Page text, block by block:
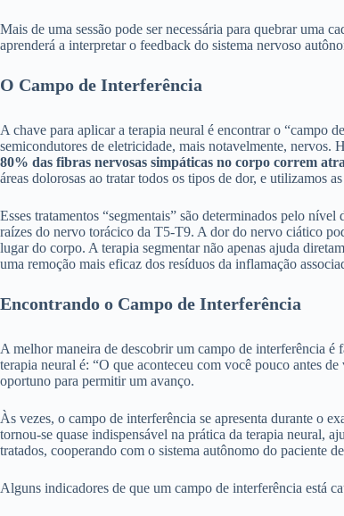
Mais de uma sessão pode ser necessária para quebrar uma
aprenderá a interpretar o feedback do sistema nervoso
O Campo de Interferência
A chave para aplicar a terapia neural é encontrar o “campo
semicondutores de eletricidade, mais notavelmente, nervos.
80% das fibras nervosas simpáticas no corpo correm
áreas dolorosas ao tratar todos os tipos de dor, e utilizamos
Esses tratamentos “segmentais” são determinados pelo
raízes do nervo torácico da T5-T9. A dor do nervo ciático
lugar do corpo. A terapia segmentar não apenas ajuda
uma remoção mais eficaz dos resíduos da inflamação
Encontrando o Campo de Interferência
A melhor maneira de descobrir um campo de interferência é
terapia neural é: “O que aconteceu com você pouco antes
oportuno para permitir um avanço.
Às vezes, o campo de interferência se apresenta durante o
tornou-se quase indispensável na prática da terapia neural,
tratados, cooperando com o sistema autônomo do paciente
Alguns indicadores de que um campo de interferência está